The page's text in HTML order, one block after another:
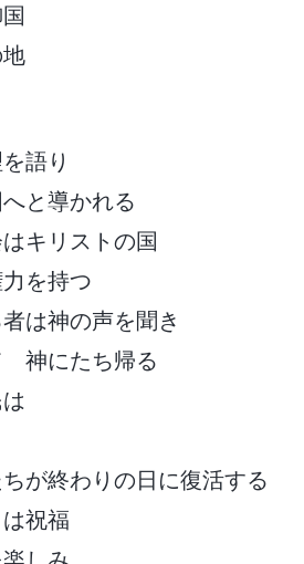
語り
と導かれる
キリストの国
を持つ
は神の声を聞き
神にたち帰る
が終わりの日に復活する
祝福